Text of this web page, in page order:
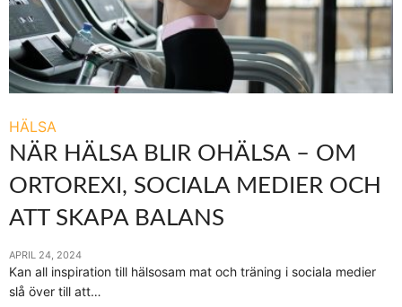
HÄLSA
NÄR HÄLSA BLIR OHÄLSA – OM
ORTOREXI, SOCIALA MEDIER OCH
ATT SKAPA BALANS
APRIL 24, 2024
Kan all inspiration till hälsosam mat och träning i sociala medier
slå över till att…